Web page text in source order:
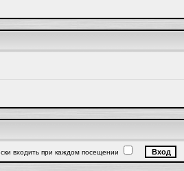
входить при каждом посещении